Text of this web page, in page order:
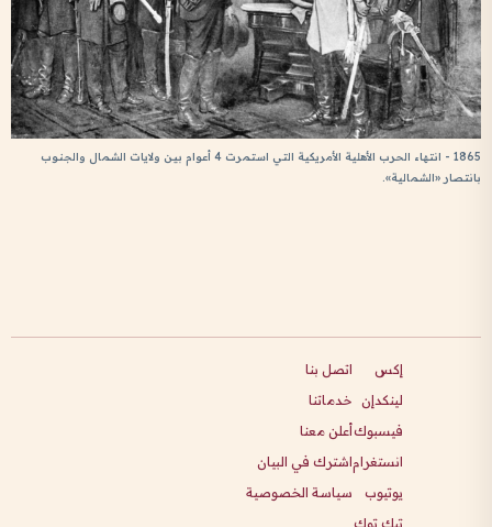
1865 - انتهاء الحرب الأهلية الأمريكية التي استمرت 4 أعوام بين ولايات الشمال والجنوب
بانتصار «الشمالية».
إكس
لينكدإن
فيسبوك
انستغرام
يوتيوب
تيك توك
اتصل بنا
خدماتنا
أعلن معنا
اشترك في البيان
سياسة الخصوصية